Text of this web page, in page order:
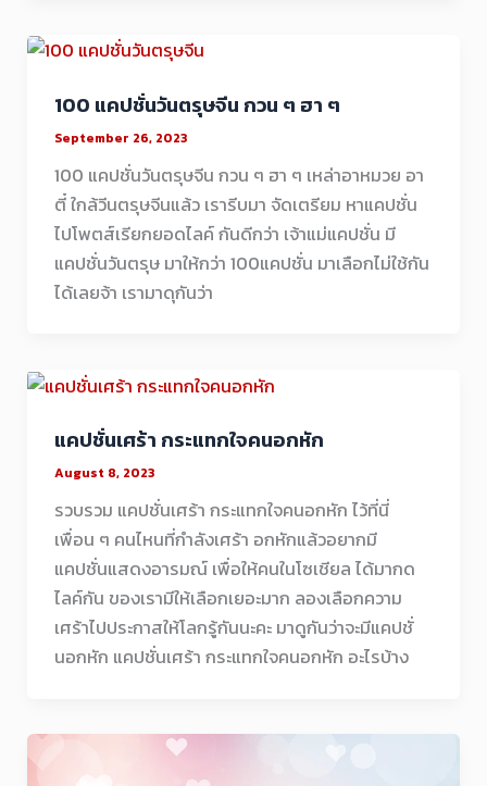
100 แคปชั่นวันตรุษจีน กวน ๆ ฮา ๆ
September 26, 2023
100 แคปชั่นวันตรุษจีน กวน ๆ ฮา ๆ เหล่าอาหมวย อา
ตี๋ ใกล้วีนตรุษจีนแล้ว เรารีบมา จัดเตรียม หาแคปชั่น
ไปโพตส์เรียกยอดไลค์ กันดีกว่า เจ้าแม่แคปชั่น มี
แคปชั่นวันตรุษ มาให้กว่า 100แคปชั่น มาเลือกไม่ใช้กัน
ได้เลยจ้า เรามาดุกันว่า
แคปชั่นเศร้า กระแทกใจคนอกหัก
August 8, 2023
รวบรวม แคปชั่นเศร้า กระแทกใจคนอกหัก ไว้ที่นี่
เพื่อน ๆ คนไหนที่กำลังเศร้า อกหักแล้วอยากมี
แคปชั่นแสดงอารมณ์ เพื่อให้คนในโซเชียล ได้มากด
ไลค์กัน ของเรามีให้เลือกเยอะมาก ลองเลือกความ
เศร้าไปประกาสให้โลกรู้กันนะคะ มาดูกันว่าจะมีแคปชั่
นอกหัก แคปชั่นเศร้า กระแทกใจคนอกหัก อะไรบ้าง